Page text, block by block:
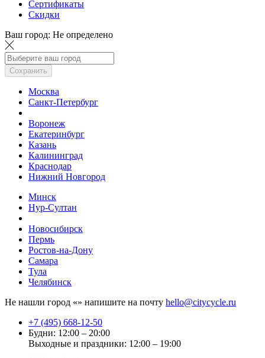
Сертификаты
Скидки
Ваш город: Не определено
Сохранить
Москва
Санкт-Петербург
Воронеж
Екатеринбург
Казань
Калининград
Краснодар
Нижний Новгород
Минск
Нур-Султан
Новосибирск
Пермь
Ростов-на-Дону
Самара
Тула
Челябинск
Не нашли город «» напишите на почту hello@citycycle.ru
+7 (495) 668-12-50
Будни: 12:00 – 20:00
Выходные и праздники: 12:00 – 19:00